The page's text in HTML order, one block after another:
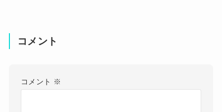
コメント
コメント ※